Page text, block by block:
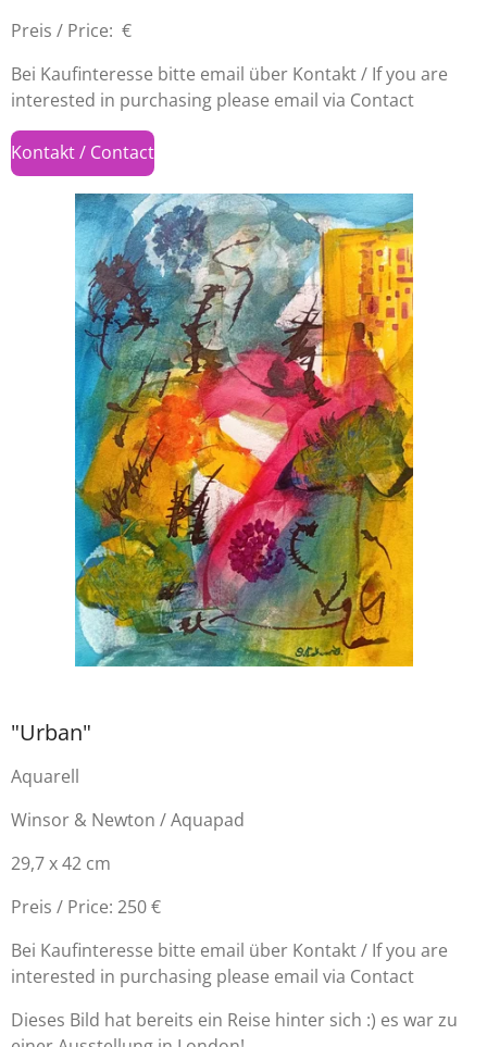
Preis / Price: €
Bei Kaufinteresse bitte email über Kontakt / If you are
interested in purchasing please email via Contact
Kontakt / Contact
"Urban"
Aquarell
Winsor & Newton / Aquapad
29,7 x 42 cm
Preis / Price: 250 €
Bei Kaufinteresse bitte email über Kontakt / If you are
interested in purchasing please email via Contact
Dieses Bild hat bereits ein Reise hinter sich :) es war zu